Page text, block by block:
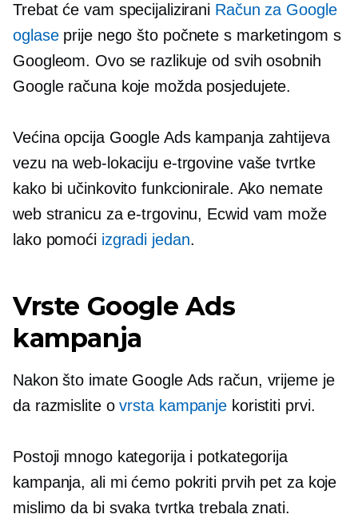
Trebat će vam specijalizirani Račun za Google
oglaseprije nego što počnete s marketingom s
Googleom. Ovo se razlikuje od svih osobnih
Google računa koje možda posjedujete.
Većina opcija Google Ads kampanja zahtijeva
vezu na web-lokaciju e-trgovine vaše tvrtke
kako bi učinkovito funkcionirale. Ako nemate
web stranicu za e-trgovinu, Ecwid vam može
lako pomoći izgradi jedan.
Vrste Google Ads
kampanja
Nakon što imate Google Ads račun, vrijeme je
da razmislite ovrsta kampanje koristiti prvi.
Postoji mnogo kategorija i potkategorija
kampanja, ali mi ćemo pokriti prvih pet za koje
mislimo da bi svaka tvrtka trebala znati.